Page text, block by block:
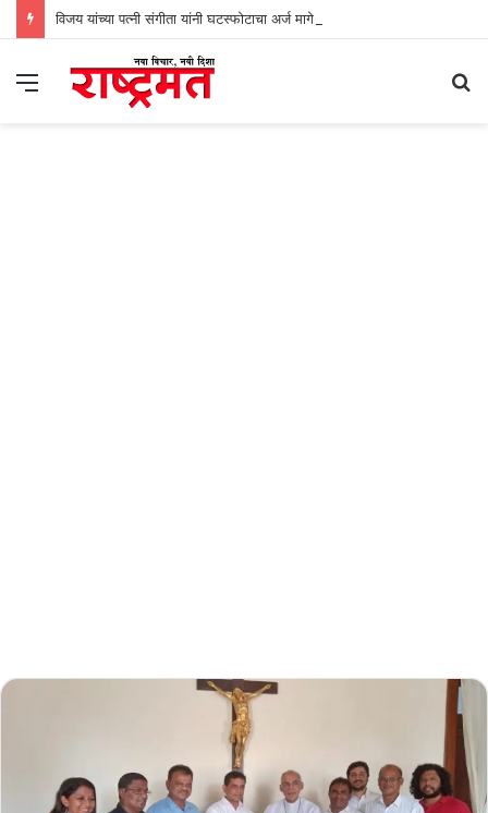
विजय यांच्या पत्नी संगीता यांनी घटस्फोटाचा अर्ज मागे घेतला
Menu